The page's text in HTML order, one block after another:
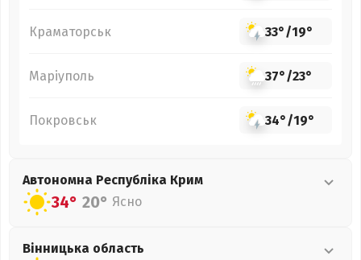
Краматорськ 33°/19°
Маріуполь 37°/23°
Покровськ 34°/19°
Автономна Республіка Крим
34° 20° Ясно
Вінницька область